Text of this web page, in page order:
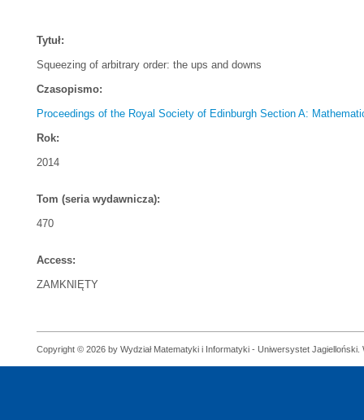
Tytuł:
Squeezing of arbitrary order: the ups and downs
Czasopismo:
Proceedings of the Royal Society of Edinburgh Section A:
Rok:
2014
Tom (seria wydawnicza):
470
Access:
ZAMKNIĘTY
Copyright © 2026 by Wydział Matematyki i Informatyki - Uniwersystet